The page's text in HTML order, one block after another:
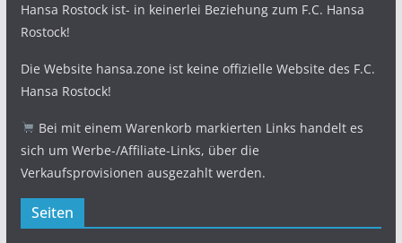
Hansa Rostock ist- in keinerlei Beziehung zum F.C. Hansa
Rostock!
Die Website hansa.zone ist keine offizielle Website des F.C.
Hansa Rostock!
Bei mit einem Warenkorb markierten Links handelt es
sich um Werbe-/Affiliate-Links, über die
Verkaufsprovisionen ausgezahlt werden.
Seiten